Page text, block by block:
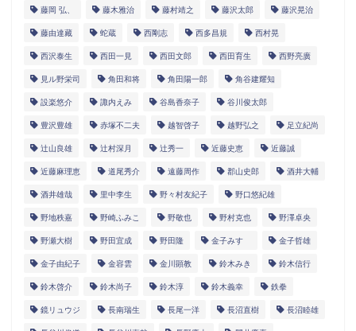
藤岡 弘、 藤木雅治 藤村靖之 藤沢太郎 藤沢晃治
藤由達藏 蛇蔵 西剛志 西多昌規 西村晃
西沢泰生 西田一見 西田文郎 西田育生 西野亮廣
見ル野栄司 角田和将 角田陽一郎 角谷建耀知
設楽悠介 諏内えみ 谷島香奈子 谷川俊太郎
豊沢豊雄 赤塚不二夫 越智啓子 越野弘之 足立紀尚
辻山良雄 辻村深月 辻秀一 近藤史恵 近藤誠
近藤麻理恵 道尾秀介 遠藤周作 郡山史郎 酒井大輔
酒井雄哉 里中李生 野々村友紀子 野口悠紀雄
野地秩嘉 野崎ふみこ 野敬也 野村克也 野澤卓央
野瀬大樹 野田宜成 野田隆 金子みすゞ 金子哲雄
金子由紀子 金容雲 金川顕教 鈴木みき 鈴木信行
鈴木啓介 鈴木尚子 鈴木淳 鈴木義幸 鉄拳
鏡リュウジ 長南瑞生 長尾一洋 長沼直樹 長沼睦雄